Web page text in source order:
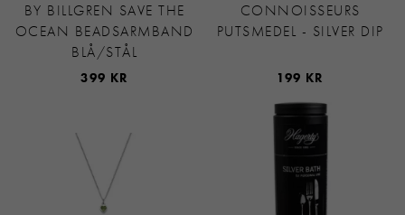
BY BILLGREN SAVE THE
OCEAN BEADSARMBAND
BLÅ/STÅL
399 KR
CONNOISSEURS
PUTSMEDEL - SILVER DIP
199 KR